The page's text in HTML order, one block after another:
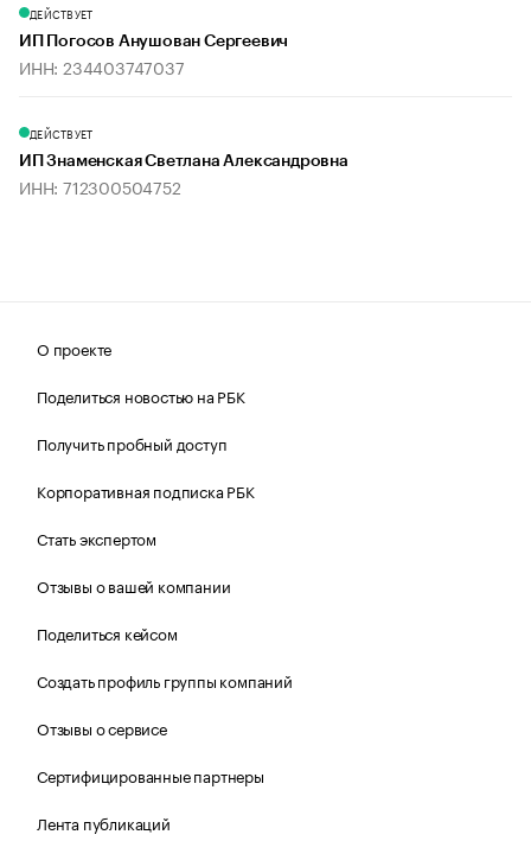
ДЕЙСТВУЕТ
ИП Погосов Анушован Сергеевич
ИНН: 234403747037
ДЕЙСТВУЕТ
ИП Знаменская Светлана Александровна
ИНН: 712300504752
О проекте
Поделиться новостью на РБК
Получить пробный доступ
Корпоративная подписка РБК
Стать экспертом
Отзывы о вашей компании
Поделиться кейсом
Создать профиль группы компаний
Отзывы о сервисе
Сертифицированные партнеры
Лента публикаций